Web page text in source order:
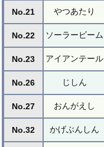
No.21 やつあたり
No.22 ソーラービーム
No.23 アイアンテール
No.26 じしん
No.27 おんがえし
No.32 かげぶんしん